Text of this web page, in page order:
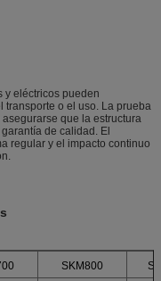
y eléctricos pueden
transporte o el uso. La prueba
que la estructura
de calidad. El
regular y el impacto continuo
SKM800